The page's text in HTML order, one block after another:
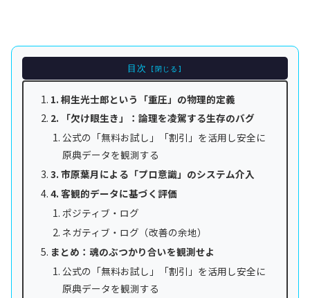
目次
1. 桐生光士郎という「重圧」の物理的定義
2. 「欠け眼生き」：論理を凌駕する生存のバグ
公式の「無料お試し」「割引」を活用し安全に
原典データを観測する
3. 市原葉月による「プロ意識」のシステム介入
4. 客観的データに基づく評価
ポジティブ・ログ
ネガティブ・ログ（改善の余地）
まとめ：魂のぶつかり合いを観測せよ
公式の「無料お試し」「割引」を活用し安全に
原典データを観測する